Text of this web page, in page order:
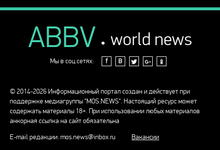
ABBV . world news
Мы в соц.сетях: f В
© 2014-2026 Информационный портал создан и действует при
поддержке медиагруппы "MOS.NEWS". Настоящий ресурс может
содержать материалы 18+. При использовании любых материалов
анкорная ссылка на сайт обязательна
E-mail редакции:mos.news@inbox.ru Вакансии